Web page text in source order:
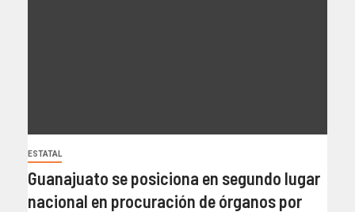
ESTATAL
Guanajuato se posiciona en segundo lugar
nacional en procuración de órganos por